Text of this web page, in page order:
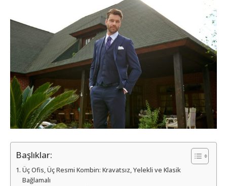
Başlıklar:
Üç Ofis, Üç Resmi Kombin: Kravatsız, Yelekli ve Klasik
Bağlamalı